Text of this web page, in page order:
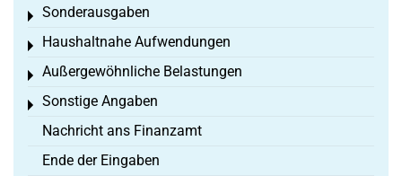
Sonderausgaben
Toggle menu
Haushaltnahe Aufwendungen
Toggle menu
Außergewöhnliche Belastungen
Toggle menu
Sonstige Angaben
Toggle menu
Nachricht ans Finanzamt
Ende der Eingaben